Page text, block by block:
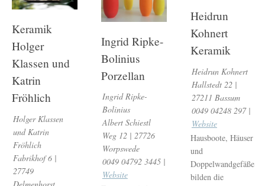
Keramik
Holger
Klassen und
Katrin
Fröhlich
Holger Klassen
und Katrin
Fröhlich
Fabrikhof 6 |
27749
Ingrid Ripke-
Bolinius
Porzellan
Ingrid Ripke-
Bolinius
Albert Schiestl
Weg 12 | 27726
Worpswede
0049 04792 3445 |
Website
Heidrun
Kohnert
Keramik
Heidrun Kohnert
Hallstedt 22 |
27211 Bassum
0049 04248 297 |
Website
Hausboote, Häuser
und
Doppelwandgefäße
bilden die